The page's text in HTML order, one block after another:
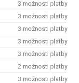
3 možnosti platby
3 možnosti platby
3 možnosti platby
3 možnosti platby
3 možnosti platby
2 možnosti platby
3 možnosti platby